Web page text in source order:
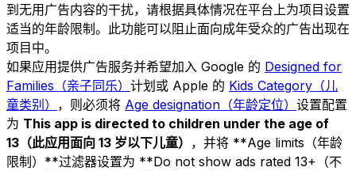
到无用广告内容的干扰，请根据具体情况在平台上为项目设置
适当的年龄限制。此功能可以阻止面向成年受众的广告出现在
项目中。
如果应用提供广告服务并希望加入 Google 的 Designed for
Families（亲子同乐） 计划或 Apple 的 Kids Category（儿
童类别） ，则必须将 Age designation（年龄定位） 设置配置
为 This app is directed to children under the age of
13（此应用面向 13 岁以下儿童） ，并将 **Age limits（年龄
限制）**过滤器设置为 **Do not show ads rated 13+（不